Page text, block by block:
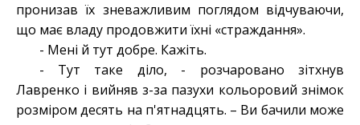
пронизав їх зневажливим поглядом відчуваючи,
що має владу продовжити їхні «страждання».
- Мені й тут добре. Кажіть.
- Тут таке діло, - розчаровано зітхнув
Лавренко і вийняв з-за пазухи кольоровий знімок
розміром десять на п'ятнадцять. – Ви бачили може